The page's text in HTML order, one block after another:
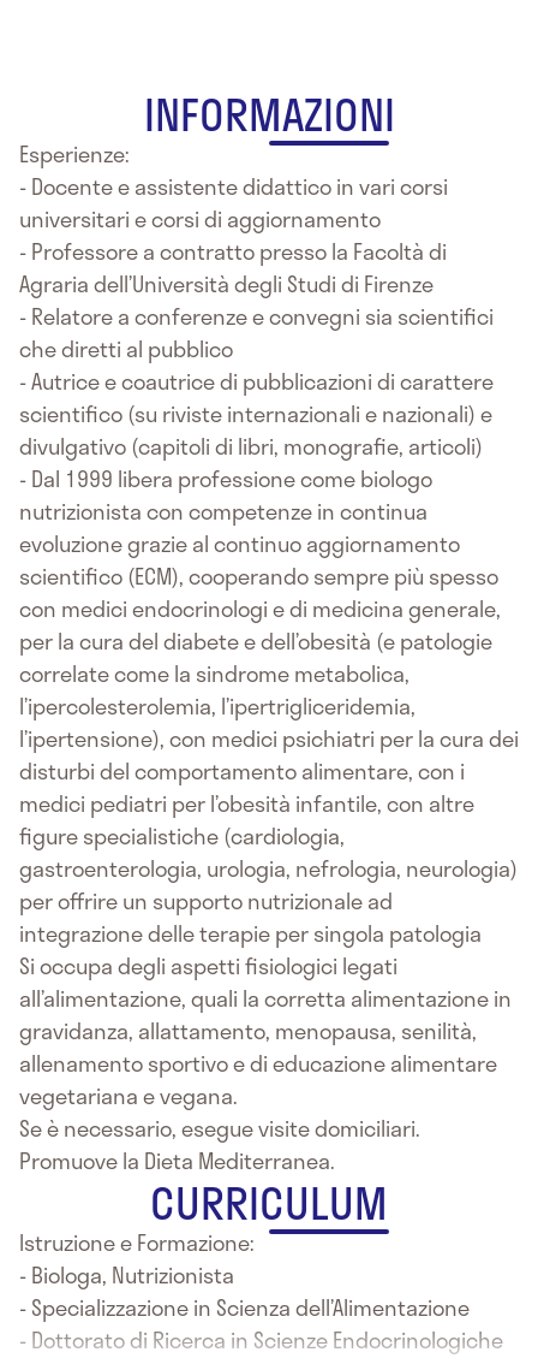
INFORMAZIONI
Esperienze:
- Docente e assistente didattico in vari corsi
universitari e corsi di aggiornamento
- Professore a contratto presso la Facoltà di
Agraria dell’Università degli Studi di Firenze
- Relatore a conferenze e convegni sia scientifici
che diretti al pubblico
- Autrice e coautrice di pubblicazioni di carattere
scientifico (su riviste internazionali e nazionali) e
divulgativo (capitoli di libri, monografie, articoli)
- Dal 1999 libera professione come biologo
nutrizionista con competenze in continua
evoluzione grazie al continuo aggiornamento
scientifico (ECM), cooperando sempre più spesso
con medici endocrinologi e di medicina generale,
per la cura del diabete e dell’obesità (e patologie
correlate come la sindrome metabolica,
l’ipercolesterolemia, l’ipertrigliceridemia,
l’ipertensione), con medici psichiatri per la cura dei
disturbi del comportamento alimentare, con i
medici pediatri per l’obesità infantile, con altre
figure specialistiche (cardiologia,
gastroenterologia, urologia, nefrologia, neurologia)
per offrire un supporto nutrizionale ad
integrazione delle terapie per singola patologia
Si occupa degli aspetti fisiologici legati
all’alimentazione, quali la corretta alimentazione in
gravidanza, allattamento, menopausa, senilità,
allenamento sportivo e di educazione alimentare
vegetariana e vegana.
Se è necessario, esegue visite domiciliari.
Promuove la Dieta Mediterranea.
CURRICULUM
Istruzione e Formazione:
- Biologa, Nutrizionista
- Specializzazione in Scienza dell’Alimentazione
- Dottorato di Ricerca in Scienze Endocrinologiche